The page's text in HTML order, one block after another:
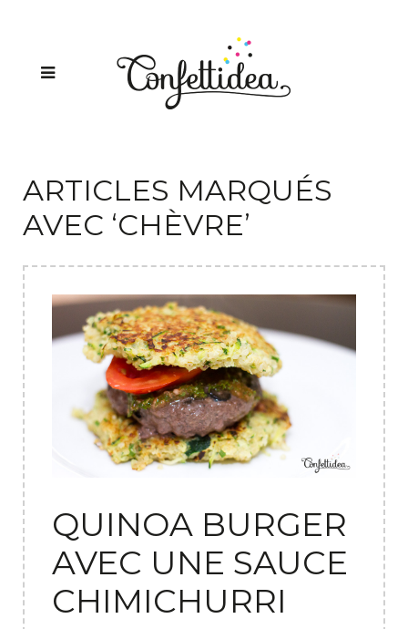
ARTICLES MARQUÉS
AVEC ‘CHÈVRE’
QUINOA BURGER
AVEC UNE SAUCE
CHIMICHURRI